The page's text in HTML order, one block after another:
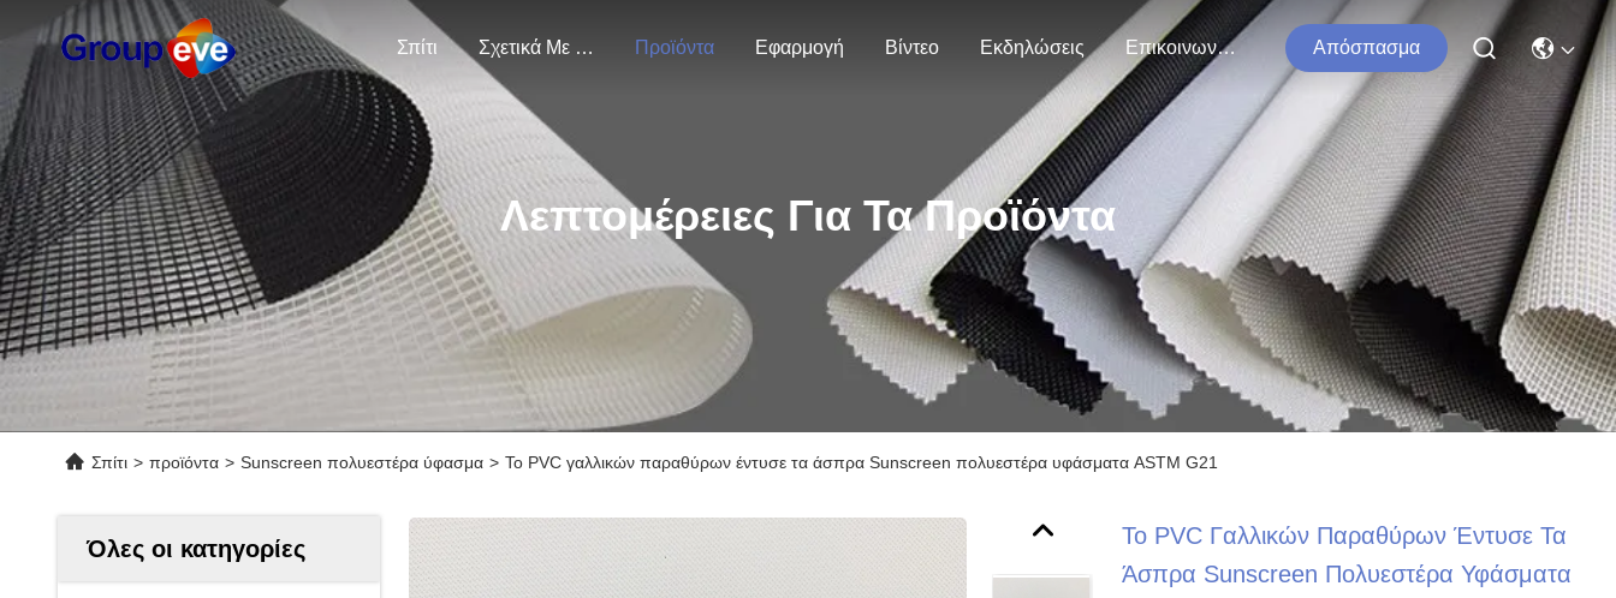
Σπίτι Σχετικά Με Εμάς Προϊόντα Εφαρμογή Βίντεο Εκδηλώσεις Επικοινωνήστε Μαζί Μας Απόσπασμα
Λεπτομέρειες Για Τα Προϊόντα
Σπίτι > προϊόντα > Sunscreen πολυεστέρα ύφασμα > Το PVC γαλλικών παραθύρων έντυσε τα άσπρα Sunscreen πολυεστέρα υφάσματα ASTM G21
Όλες οι κατηγορίες
Το PVC Γαλλικών Παραθύρων Έντυσε Τα
Άσπρα Sunscreen Πολυεστέρα Υφάσματα